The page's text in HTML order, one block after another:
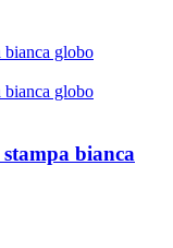
bianca